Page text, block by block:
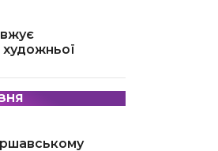
художньої